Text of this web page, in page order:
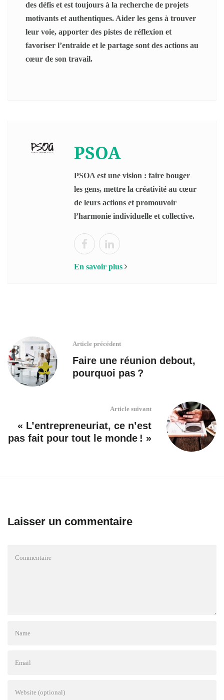
des défis et est toujours à la recherche de projets
motivants et authentiques. Aider les gens à trouver
leur voie, apporter des pistes de réflexion et
favoriser l’entraide et le partage sont des actions au
cœur de son travail.
PSOA
PSOA est une vision : faire bouger
les gens, mettre la créativité au cœur
de leurs actions et promouvoir
l’harmonie individuelle et collective.
En savoir plus
Article précédent
Faire une réunion debout,
pourquoi pas ?
Article suivant
« L’entrepreneuriat, ce n’est
pas fait pour tout le monde ! »
Laisser un commentaire